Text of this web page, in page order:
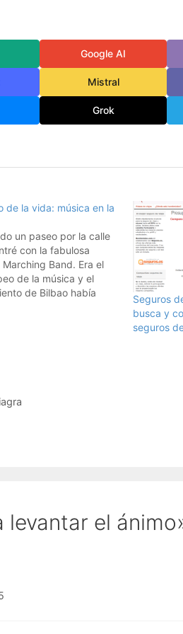
Google AI
Mistral
Grok
de la vida: música en la
un paseo por la calle
con la fabulosa
Marching Band. Era el
de la música y el
de Bilbao había
Seguros
busca y
seguros
levantar el